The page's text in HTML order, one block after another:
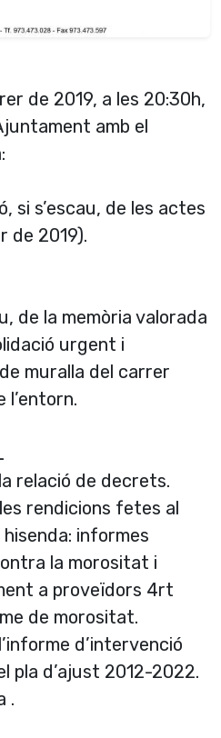
de 2019, a les 20:30h,
amb el
si s’escau, de les actes
de 2019).
de la memòria valorada
urgent i
muralla del carrer
l’entorn.
relació de decrets.
rendicions fetes al
hisenda: informes
la morositat i
a proveïdors 4rt
de morositat.
d’intervenció
pla d’ajust 2012-2022.
.